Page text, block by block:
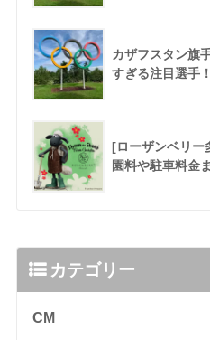
カザフスタン旗
すぎる注目選手！
[ローザンベリー
園料や駐車料金
カテゴリー
CM